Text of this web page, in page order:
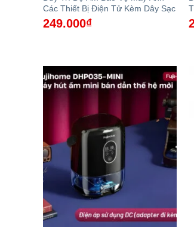
Các Thiết Bị Điện Tử Kèm Dây Sạc
249.000₫